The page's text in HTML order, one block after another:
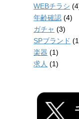
WEBチラシ
年齢確認 (4)
ガチャ (3)
SPブランド
楽器 (1)
求人 (1)